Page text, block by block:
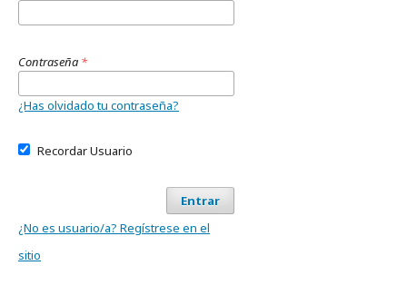
Contraseña *
¿Has olvidado tu contraseña?
Recordar Usuario
Entrar
¿No es usuario/a? Regístrese en el
sitio